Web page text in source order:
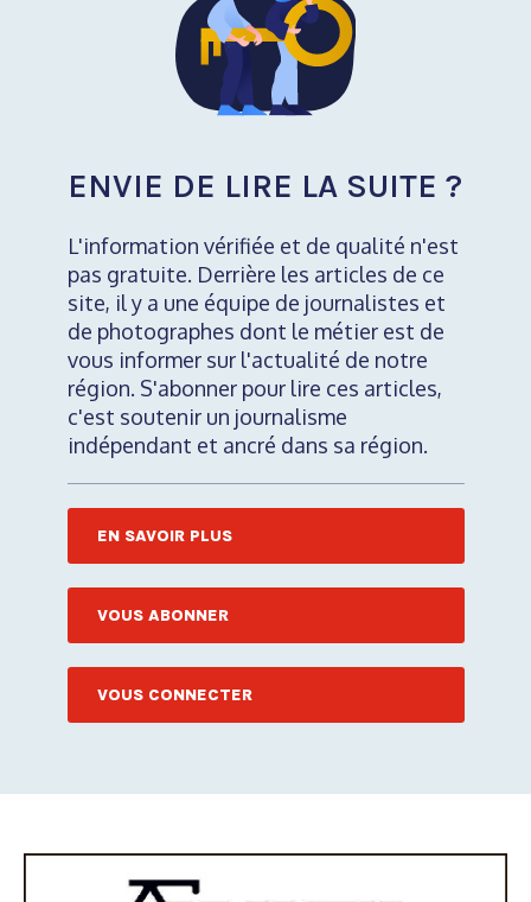
ENVIE DE LIRE LA SUITE ?
L'information vérifiée et de qualité n'est
pas gratuite. Derrière les articles de ce
site, il y a une équipe de journalistes et
de photographes dont le métier est de
vous informer sur l'actualité de notre
région. S'abonner pour lire ces articles,
c'est soutenir un journalisme
indépendant et ancré dans sa région.
EN SAVOIR PLUS
VOUS ABONNER
VOUS CONNECTER